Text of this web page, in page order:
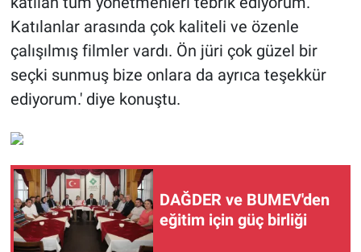
Katılanlar arasında çok kaliteli ve özenle
çalışılmış filmler vardı. Ön jüri çok güzel bir
seçki sunmuş bize onlara da ayrıca teşekkür
ediyorum.' diye konuştu.
DAĞDER ve BUMEV'den
eğitim için güç birliği